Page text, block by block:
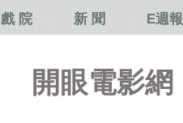
開眼電影網
戲 院 新 聞 E週報